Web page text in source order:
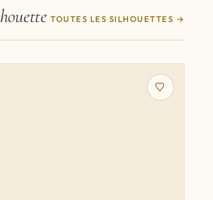
TOUTES LES SILHOUETTES